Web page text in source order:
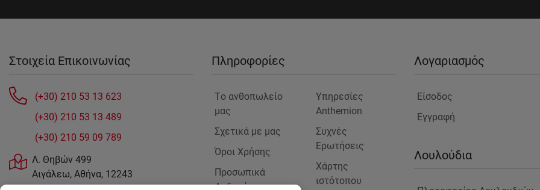
Στοιχεία Επικοινωνίας
(+30) 210 53 13 623
(+30) 210 53 13 489
(+30) 210 59 09 789
Λ. Θηβών 499
Αιγάλεω, Αθήνα, 12243
Πληροφορίες
Tο ανθοπωλείο
μας
Σχετικά με μας
Όροι Χρήσης
Προσωπικά
Δεδομένα
Υπηρεσίες
Anthemion
Συχνές
Ερωτήσεις
Χάρτης
ιστότοπου
Λογαριασμός
Είσοδος
Εγγραφή
Λουλούδια